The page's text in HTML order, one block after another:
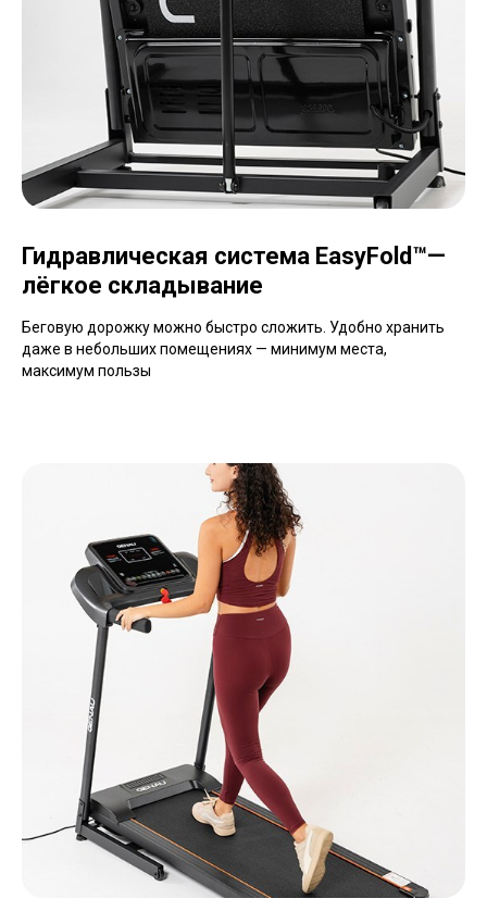
Гидравлическая система EasyFold™—
лёгкое складывание
Беговую дорожку можно быстро сложить. Удобно хранить
даже в небольших помещениях — минимум места,
максимум пользы